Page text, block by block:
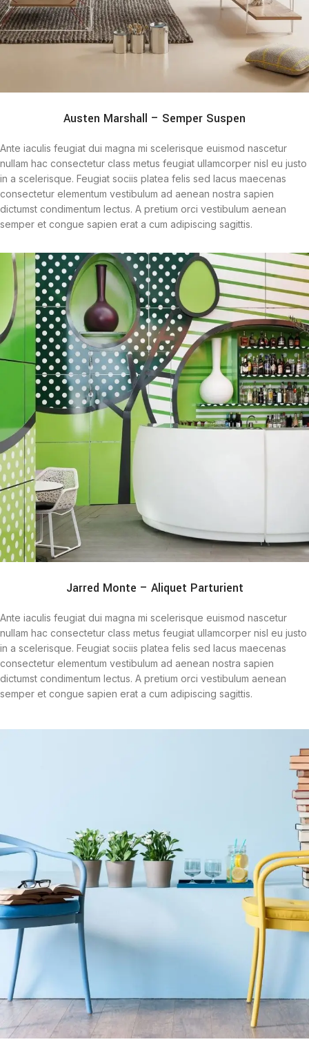
Austen Marshall – Semper Suspen
Ante iaculis feugiat dui magna mi scelerisque euismod nascetur
nullam hac consectetur class metus feugiat ullamcorper nisl eu justo
in a scelerisque. Feugiat sociis platea felis sed lacus maecenas
consectetur elementum vestibulum ad aenean nostra sapien
dictumst condimentum lectus. A pretium orci vestibulum aenean
semper et congue sapien erat a cum adipiscing sagittis.
Jarred Monte – Aliquet Parturient
Ante iaculis feugiat dui magna mi scelerisque euismod nascetur
nullam hac consectetur class metus feugiat ullamcorper nisl eu justo
in a scelerisque. Feugiat sociis platea felis sed lacus maecenas
consectetur elementum vestibulum ad aenean nostra sapien
dictumst condimentum lectus. A pretium orci vestibulum aenean
semper et congue sapien erat a cum adipiscing sagittis.